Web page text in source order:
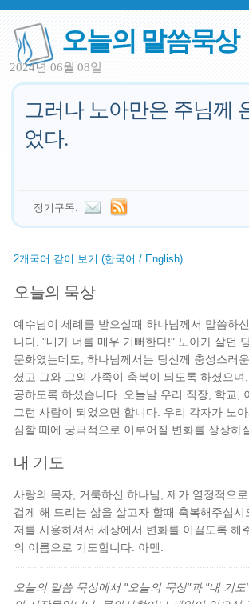
오늘의 말씀묵상
2024년 06월 08일
그러나 노아만은 주님께
었다.
정기구독:
2개국어 같이 보기 (한국어 / English)
오늘의 묵상
예수님이 세례를 받으실때 하나님께서 말씀하
니다. "내가 너를 매우 기뻐한다!" 노아가 살던
문화였는데도, 하나님께서는 당신께 충성스러
셨고 그와 그의 가족이 축복이 되도록 하셨으며
공하도록 하셨습니다. 오늘날 우리 직장, 학교,
그런 사람이 되었으면 합니다. 우리 각자가 노
심할 때에 궁극적으로 이루어질 변화를 상상하
내 기도
사랑의 목자, 거룩하신 하나님, 제가 열정적으
겁게 해 드리는 삶을 살고자 할때 축복해주십
저를 사용하셔서 세상에서 변화를 이끌도록 해
의 이름으로 기도합니다. 아멘.
오늘의 말씀 묵상에서 "오늘의 묵상"과 "내 기